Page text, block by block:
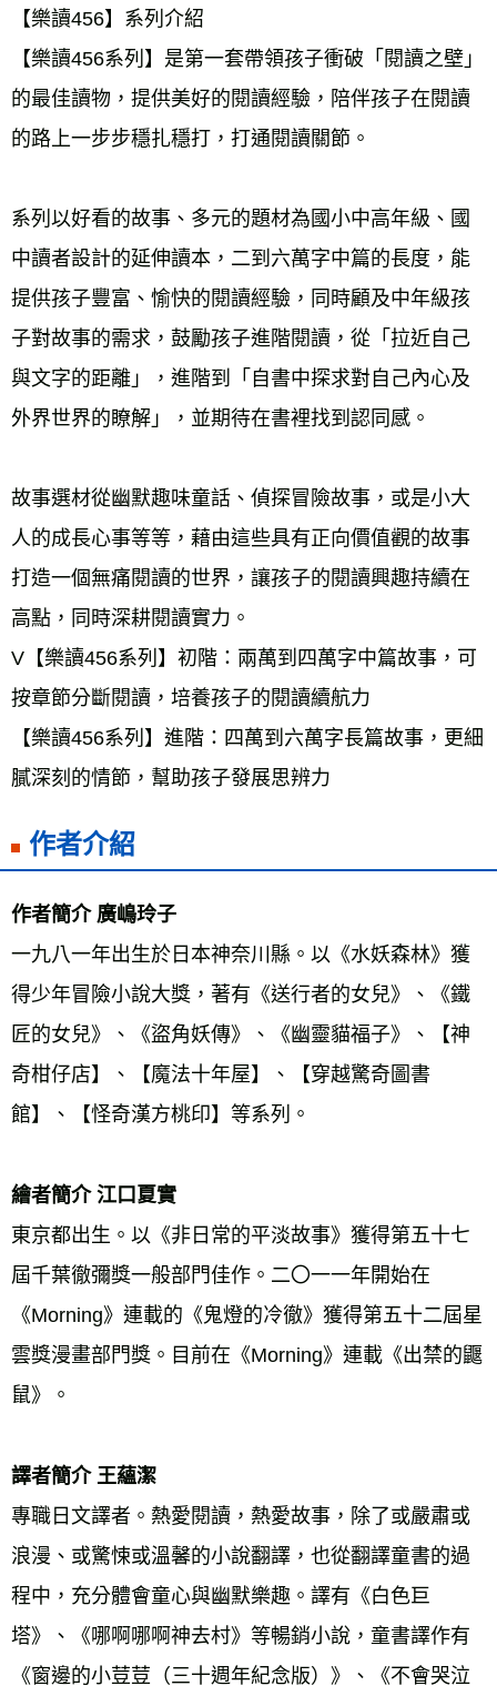
【樂讀456】系列介紹
【樂讀456系列】是第一套帶領孩子衝破「閱讀之壁」
的最佳讀物，提供美好的閱讀經驗，陪伴孩子在閱讀
的路上一步步穩扎穩打，打通閱讀關節。
系列以好看的故事、多元的題材為國小中高年級、國
中讀者設計的延伸讀本，二到六萬字中篇的長度，能
提供孩子豐富、愉快的閱讀經驗，同時顧及中年級孩
子對故事的需求，鼓勵孩子進階閱讀，從「拉近自己
與文字的距離」，進階到「自書中探求對自己內心及
外界世界的瞭解」，並期待在書裡找到認同感。
故事選材從幽默趣味童話、偵探冒險故事，或是小大
人的成長心事等等，藉由這些具有正向價值觀的故事
打造一個無痛閱讀的世界，讓孩子的閱讀興趣持續在
高點，同時深耕閱讀實力。
V【樂讀456系列】初階：兩萬到四萬字中篇故事，可
按章節分斷閱讀，培養孩子的閱讀續航力
【樂讀456系列】進階：四萬到六萬字長篇故事，更細
膩深刻的情節，幫助孩子發展思辨力
作者介紹
作者簡介 廣嶋玲子
一九八一年出生於日本神奈川縣。以《水妖森林》獲
得少年冒險小說大獎，著有《送行者的女兒》、《鐵
匠的女兒》、《盜角妖傳》、《幽靈貓福子》、【神
奇柑仔店】、【魔法十年屋】、【穿越驚奇圖書
館】、【怪奇漢方桃印】等系列。
繪者簡介 江口夏實
東京都出生。以《非日常的平淡故事》獲得第五十七
屆千葉徹彌獎一般部門佳作。二〇一一年開始在
《Morning》連載的《鬼燈的冷徹》獲得第五十二屆星
雲獎漫畫部門獎。目前在《Morning》連載《出禁的鼴
鼠》。
譯者簡介 王蘊潔
專職日文譯者。熱愛閱讀，熱愛故事，除了或嚴肅或
浪漫、或驚悚或溫馨的小說翻譯，也從翻譯童書的過
程中，充分體會童心與幽默樂趣。譯有《白色巨
塔》、《哪啊哪啊神去村》等暢銷小說，童書譯作有
《窗邊的小荳荳（三十週年紀念版）》、《不會哭泣